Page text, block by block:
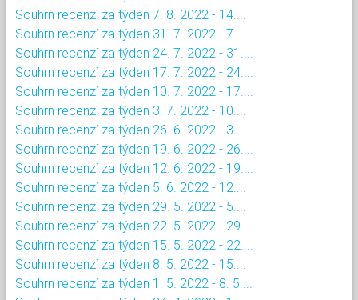
Souhrn recenzí za týden 7. 8. 2022 - 14....
Souhrn recenzí za týden 31. 7. 2022 - 7....
Souhrn recenzí za týden 24. 7. 2022 - 31....
Souhrn recenzí za týden 17. 7. 2022 - 24....
Souhrn recenzí za týden 10. 7. 2022 - 17....
Souhrn recenzí za týden 3. 7. 2022 - 10....
Souhrn recenzí za týden 26. 6. 2022 - 3....
Souhrn recenzí za týden 19. 6. 2022 - 26....
Souhrn recenzí za týden 12. 6. 2022 - 19....
Souhrn recenzí za týden 5. 6. 2022 - 12....
Souhrn recenzí za týden 29. 5. 2022 - 5....
Souhrn recenzí za týden 22. 5. 2022 - 29....
Souhrn recenzí za týden 15. 5. 2022 - 22....
Souhrn recenzí za týden 8. 5. 2022 - 15....
Souhrn recenzí za týden 1. 5. 2022 - 8. 5....